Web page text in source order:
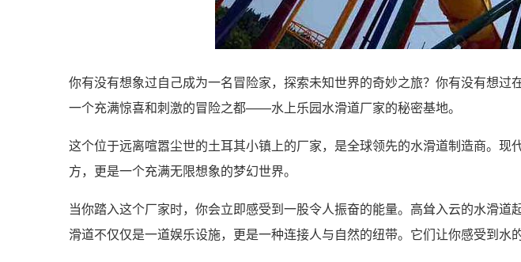
你有没有想象过自己成为一名冒险家，探索未知世界的奇妙之旅？你有没有想
一个充满惊喜和刺激的冒险之都——水上乐园水滑道厂家的秘密基地。
这个位于远离喧嚣尘世的土耳其小镇上的厂家，是全球领先的水滑道制造商。
方，更是一个充满无限想象的梦幻世界。
当你踏入这个厂家时，你会立即感受到一股令人振奋的能量。高耸入云的水滑
滑道不仅仅是一道娱乐设施，更是一种连接人与自然的纽带。它们让你感受到水